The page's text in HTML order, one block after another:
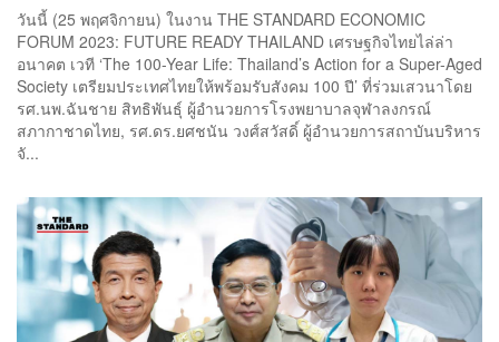
วันนี้ (25 พฤศจิกายน) ในงาน THE STANDARD ECONOMIC
FORUM 2023: FUTURE READY THAILAND เศรษฐกิจไทยไล่ล่า
อนาคต เวที ‘The 100-Year Life: Thailand’s Action for a Super-Aged
Society เตรียมประเทศไทยให้พร้อมรับสังคม 100 ปี’ ที่ร่วมเสวนาโดย
รศ.นพ.ฉันชาย สิทธิพันธุ์ ผู้อำนวยการโรงพยาบาลจุฬาลงกรณ์
สภากาชาดไทย, รศ.ดร.ยศชนัน วงศ์สวัสดิ์ ผู้อำนวยการสถาบันบริหาร
จั...